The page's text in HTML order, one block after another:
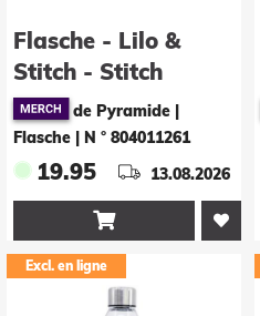
Flasche - Lilo &
Stitch - Stitch
de Pyramide |
Flasche
N ° 804011261
19.95 13.08.2026

Excl. en ligne